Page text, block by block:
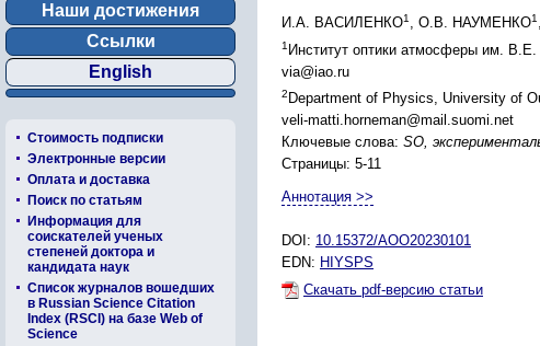
Наши достижения
Ссылки
English
Стоимость подписки
Электронные версии
Оплата и доставка
Поиск по статьям
Информация для
соискателей ученых
степеней доктора и
кандидата наук
Список журналов вошедших
в Russian Science Citation
Index (RSCI) на базе Web of
Science
И.А. ВАСИЛЕНКО1, О.В. НАУМЕНКО1
1 Институт оптики атмосферы им.
via@iao.ru
2 Department of Physics, University of
veli-matti.horneman@mail.suomi.net
Ключевые слова: SO,
Страницы: 5-11
Аннотация >>
DOI: 10.15372/AOO20230101
EDN: HIYSPS
Скачать pdf-версию статьи